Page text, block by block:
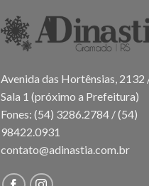
Avenida das Hortênsias, 2132
Sala 1 (próximo a Prefeitura)
Fones: (54) 3286.2784 / (54)
98422.0931
contato@adinastia.com.br